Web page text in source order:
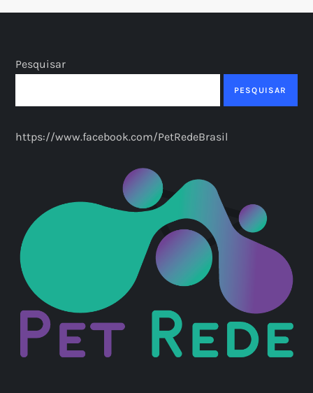
Pesquisar
PESQUISAR
https://www.facebook.com/PetRedeBrasil